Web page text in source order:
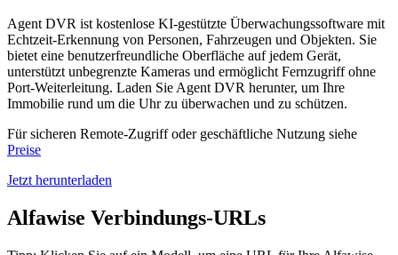
Agent DVR ist kostenlose KI-gestützte Überwachungssoftware mit
Echtzeit-Erkennung von Personen, Fahrzeugen und Objekten. Sie
bietet eine benutzerfreundliche Oberfläche auf jedem Gerät,
unterstützt unbegrenzte Kameras und ermöglicht Fernzugriff ohne
Port-Weiterleitung. Laden Sie Agent DVR herunter, um Ihre
Immobilie rund um die Uhr zu überwachen und zu schützen.
Für sicheren Remote-Zugriff oder geschäftliche Nutzung siehe
Preise
Jetzt herunterladen
Alfawise Verbindungs-URLs